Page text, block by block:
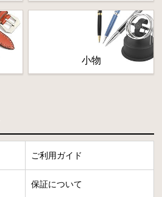
小物
ご利用ガイド
保証について